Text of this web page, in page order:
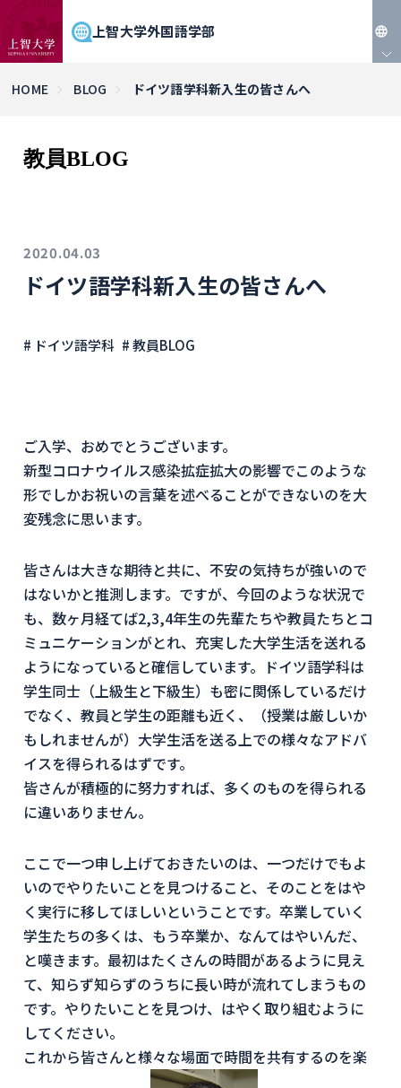
上智大学外国語学部
HOME BLOG ドイツ語学科新入生の皆さんへ
教員BLOG
2020.04.03
ドイツ語学科新入生の皆さんへ
# ドイツ語学科 # 教員BLOG
ご入学、おめでとうございます。
新型コロナウイルス感染拡症拡大の影響でこのような
形でしかお祝いの言葉を述べることができないのを大
変残念に思います。
皆さんは大きな期待と共に、不安の気持ちが強いので
はないかと推測します。ですが、今回のような状況で
も、数ヶ月経てば2,3,4年生の先輩たちや教員たちとコ
ミュニケーションがとれ、充実した大学生活を送れる
ようになっていると確信しています。ドイツ語学科は
学生同士（上級生と下級生）も密に関係しているだけ
でなく、教員と学生の距離も近く、（授業は厳しいか
もしれませんが）大学生活を送る上での様々なアドバ
イスを得られるはずです。
皆さんが積極的に努力すれば、多くのものを得られる
に違いありません。
ここで一つ申し上げておきたいのは、一つだけでもよ
いのでやりたいことを見つけること、そのことをはや
く実行に移してほしいということです。卒業していく
学生たちの多くは、もう卒業か、なんてはやいんだ、
と嘆きます。最初はたくさんの時間があるように見え
て、知らず知らずのうちに長い時が流れてしまうもの
です。やりたいことを見つけ、はやく取り組むように
してください。
これから皆さんと様々な場面で時間を共有するのを楽